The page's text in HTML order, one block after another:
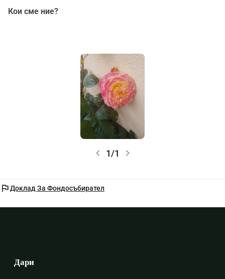
Кои сме ние?
chevron_left 1/1 chevron_right
flagДоклад За Фондосъбирател
Дари